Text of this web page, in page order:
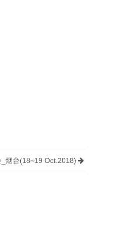
烟台(18~19 Oct.2018)